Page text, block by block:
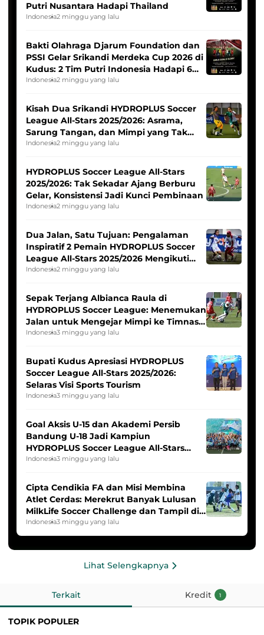
Putri Nusantara Hadapi Thailand
Indonesia2 minggu yang lalu
Bakti Olahraga Djarum Foundation dan
PSSI Gelar Srikandi Merdeka Cup 2026 di
Kudus: 2 Tim Putri Indonesia Hadapi 6
Tim Asia
Indonesia2 minggu yang lalu
Kisah Dua Srikandi HYDROPLUS Soccer
League All-Stars 2025/2026: Asrama,
Sarung Tangan, dan Mimpi yang Tak
Pernah Padam
Indonesia2 minggu yang lalu
HYDROPLUS Soccer League All-Stars
2025/2026: Tak Sekadar Ajang Berburu
Gelar, Konsistensi Jadi Kunci Pembinaan
Indonesia2 minggu yang lalu
Dua Jalan, Satu Tujuan: Pengalaman
Inspiratif 2 Pemain HYDROPLUS Soccer
League All-Stars 2025/2026 Mengikuti
Seleksi Timnas Indonesia Putri
Indonesia2 minggu yang lalu
Sepak Terjang Albianca Raula di
HYDROPLUS Soccer League: Menemukan
Jalan untuk Mengejar Mimpi ke Timnas
Indonesia Putri
Indonesia3 minggu yang lalu
Bupati Kudus Apresiasi HYDROPLUS
Soccer League All-Stars 2025/2026:
Selaras Visi Sports Tourism
Indonesia3 minggu yang lalu
Goal Aksis U-15 dan Akademi Persib
Bandung U-18 Jadi Kampiun
HYDROPLUS Soccer League All-Stars
2025/2026
Indonesia3 minggu yang lalu
Cipta Cendikia FA dan Misi Membina
Atlet Cerdas: Merekrut Banyak Lulusan
MilkLife Soccer Challenge dan Tampil di
HYDROPLUS Soccer League
Indonesia3 minggu yang lalu
Lihat Selengkapnya
Terkait Kredit 1
TOPIK POPULER